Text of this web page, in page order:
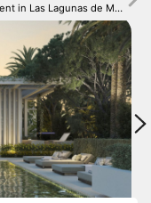
Appartement in Las Lagunas de Mijas